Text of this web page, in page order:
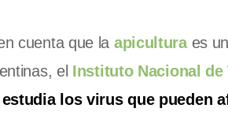
cuenta que la apiculturaes
el Instituto Nacional de
estudia los virus que pueden